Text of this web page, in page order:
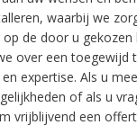
waarbij we
de door u gekozen
over een toegewijd
expertise. Als u
of als u
vrijblijvend een